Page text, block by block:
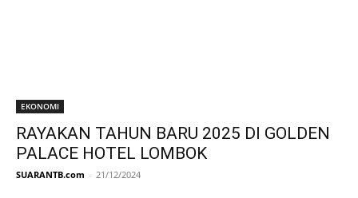
EKONOMI
RAYAKAN TAHUN BARU 2025 DI GOLDEN
PALACE HOTEL LOMBOK
SUARANTB.com - 21/12/2024